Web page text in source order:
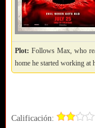
Plot: Follows Max, who
home he started working at
Calificación: